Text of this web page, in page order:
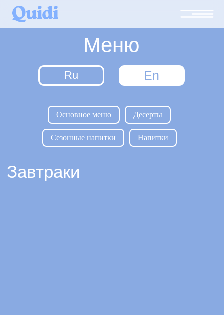
Меню
En
Основное меню Десерты
Сезонные напитки Напитки
Завтраки